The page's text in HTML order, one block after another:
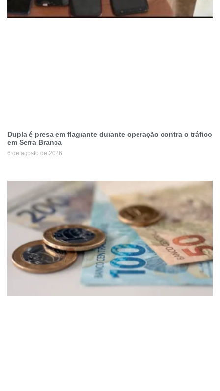
Dupla é presa em flagrante durante operação contra o tráfico
em Serra Branca
6 de agosto de 2026